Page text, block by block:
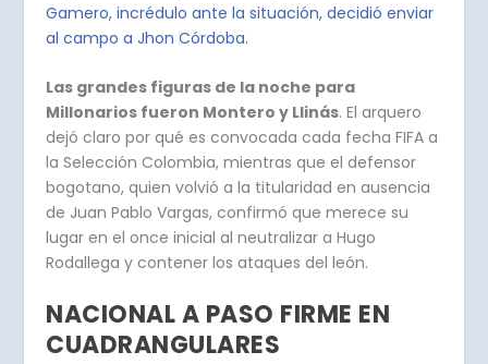
Gamero, incrédulo ante la situación, decidió enviar
al campo a Jhon Córdoba.
Las grandes figuras de la noche para
Millonarios fueron Montero y Llinás. El arquero
dejó claro por qué es convocada cada fecha FIFA a
la Selección Colombia, mientras que el defensor
bogotano, quien volvió a la titularidad en ausencia
de Juan Pablo Vargas, confirmó que merece su
lugar en el once inicial al neutralizar a Hugo
Rodallega y contener los ataques del león.
NACIONAL A PASO FIRME EN
CUADRANGULARES